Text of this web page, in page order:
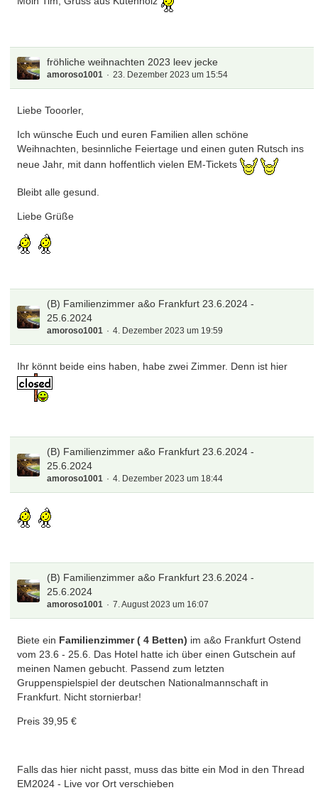
fröhliche weihnachten 2023 leev jecke
amoroso1001 23. Dezember 2023 um 15:54
Liebe Tooorler,
Ich wünsche Euch und euren Familien allen schöne
Weihnachten, besinnliche Feiertage und einen guten Rutsch ins
neue Jahr, mit dann hoffentlich vielen EM-Tickets
Bleibt alle gesund.
Liebe Grüße
(B) Familienzimmer a&o Frankfurt 23.6.2024 -
25.6.2024
amoroso1001 4. Dezember 2023 um 19:59
Ihr könnt beide eins haben, habe zwei Zimmer. Denn ist hier
(B) Familienzimmer a&o Frankfurt 23.6.2024 -
25.6.2024
amoroso1001 4. Dezember 2023 um 18:44
(B) Familienzimmer a&o Frankfurt 23.6.2024 -
25.6.2024
amoroso1001 7. August 2023 um 16:07
Biete ein Familienzimmer ( 4 Betten) im a&o Frankfurt Ostend
vom 23.6 - 25.6. Das Hotel hatte ich über einen Gutschein auf
meinen Namen gebucht. Passend zum letzten
Gruppenspielspiel der deutschen Nationalmannschaft in
Frankfurt. Nicht stornierbar!
Preis 39,95 €
Falls das hier nicht passt, muss das bitte ein Mod in den Thread
EM2024 - Live vor Ort verschieben